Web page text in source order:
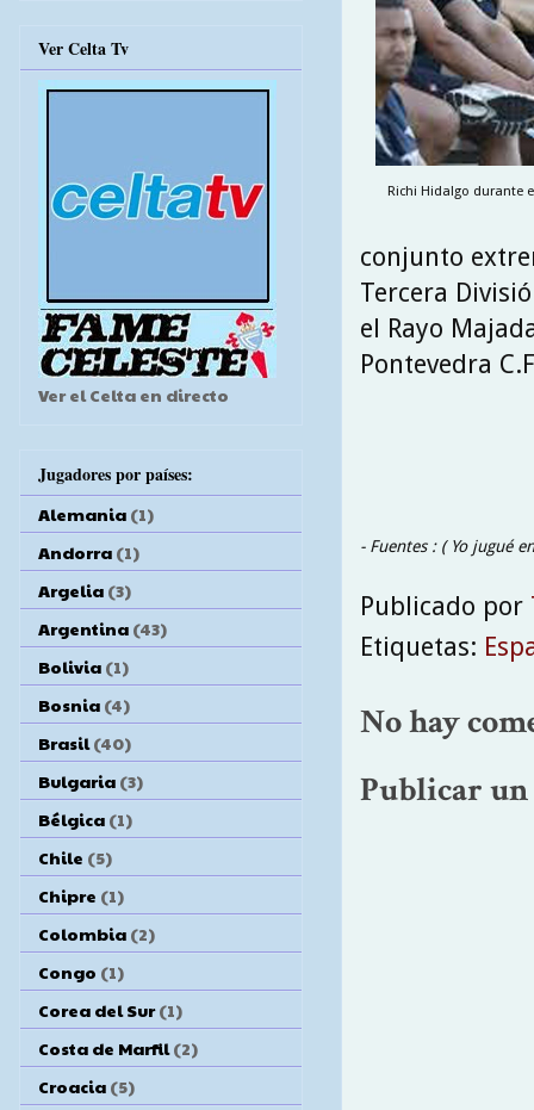
Richi Hidalgo durante
conjunto
Tercera
el Rayo
Pontevedra
- Fuentes : ( Yo jugué
Publicado por
Etiquetas:
No hay
Publicar
Ver Celta Tv
Ver el Celta en directo
Jugadores por países:
Alemania (1)
Andorra (1)
Argelia (3)
Argentina (43)
Bolivia (1)
Bosnia (4)
Brasil (40)
Bulgaria (3)
Bélgica (1)
Chile (5)
Chipre (1)
Colombia (2)
Congo (1)
Corea del Sur (1)
Costa de Marfil (2)
Croacia (5)